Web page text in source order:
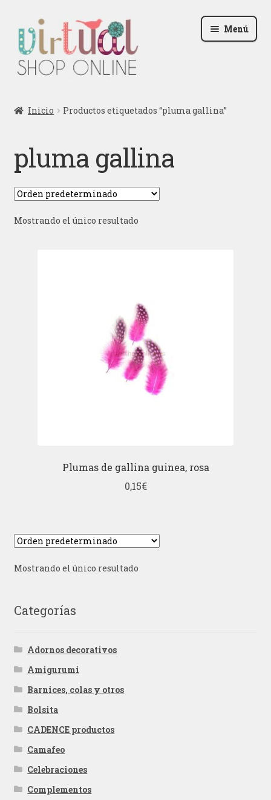
la
navegación
al
contenido
Menú
Contactar
Blog
Iniciar sesión
Inicio Productos etiquetados “pluma gallina”
pluma gallina
Mostrando el único resultado
Plumas de gallina guinea, rosa
0,15€
Mostrando el único resultado
Categorías
Adornos decorativos
Amigurumi
Barnices, colas y otros
Bolsita
CADENCE productos
Camafeo
Celebraciones
Complementos